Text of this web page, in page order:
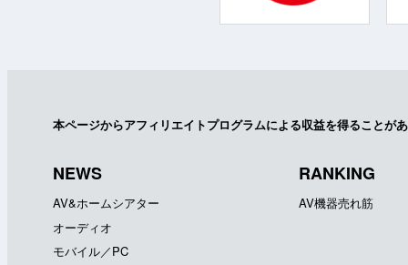
本ページからアフィリエイトプログラムによる収益を得ることが
NEWS
AV&ホームシアター
オーディオ
モバイル／PC
RANKING
AV機器売れ筋